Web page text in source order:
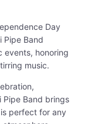
Day
Pipe Band
events, honoring
music.
Pipe Band brings
perfect for any